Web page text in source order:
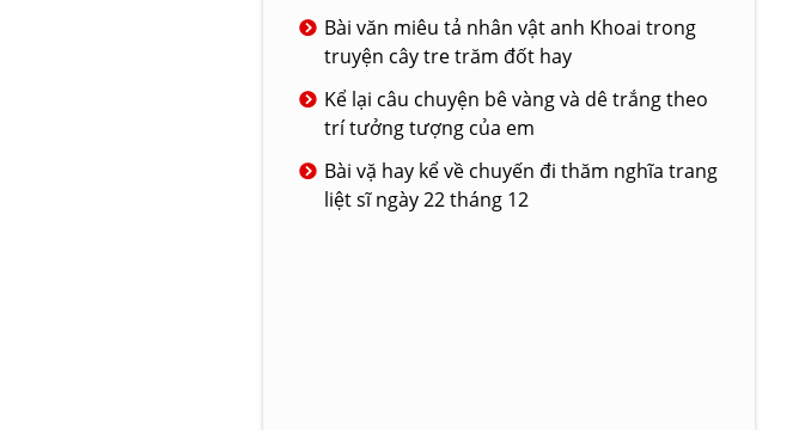
Bài văn miêu tả nhân vật anh Khoai trong
truyện cây tre trăm đốt hay
Kể lại câu chuyện bê vàng và dê trắng theo
trí tưởng tượng của em
Bài vặ hay kể về chuyến đi thăm nghĩa trang
liệt sĩ ngày 22 tháng 12